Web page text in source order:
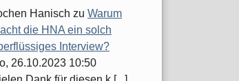
Hanisch zu Warum
die HNA ein solch
Interview?
26.10.2023 10:50